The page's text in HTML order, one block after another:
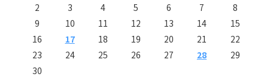
2
3 4 5 6 7
8
9
10 11 12 13 14
15
16
17 18 19 20 21
22
23
24 25 26 27 28
29
30